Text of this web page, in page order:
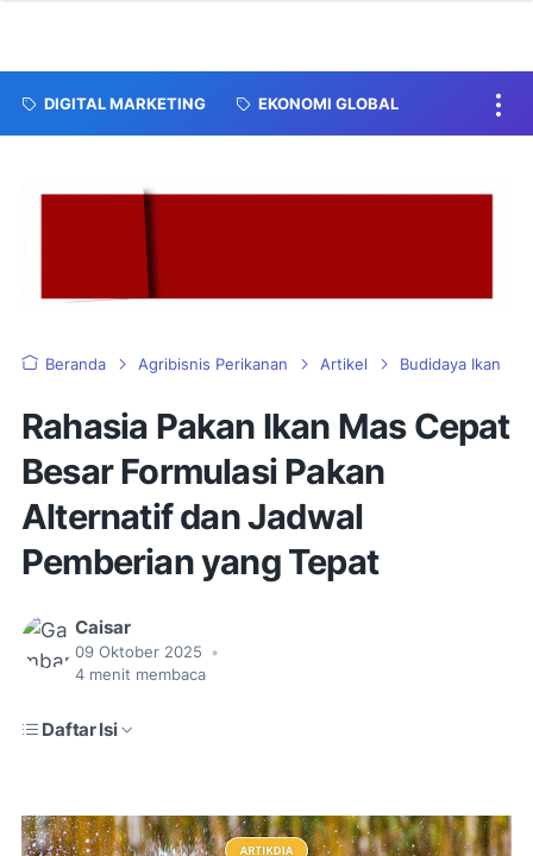
DIGITAL MARKETING EKONOMI GLOBAL
Beranda Agribisnis Perikanan Artikel Budidaya Ikan
Rahasia Pakan Ikan Mas Cepat
Besar Formulasi Pakan
Alternatif dan Jadwal
Pemberian yang Tepat
Caisar
09 Oktober 2025
•
4 menit membaca
Daftar Isi